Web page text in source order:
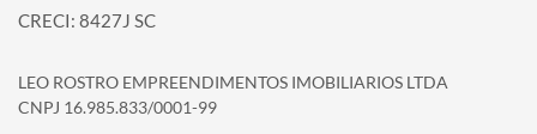
CRECI: 8427J SC
LEO ROSTRO EMPREENDIMENTOS IMOBILIARIOS LTDA
CNPJ 16.985.833/0001-99